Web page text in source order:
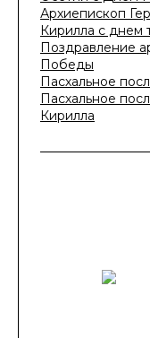
Архиепископ
Кирилла с днем
Поздравление
Победы
Пасхальное
Пасхальное
Кирилла